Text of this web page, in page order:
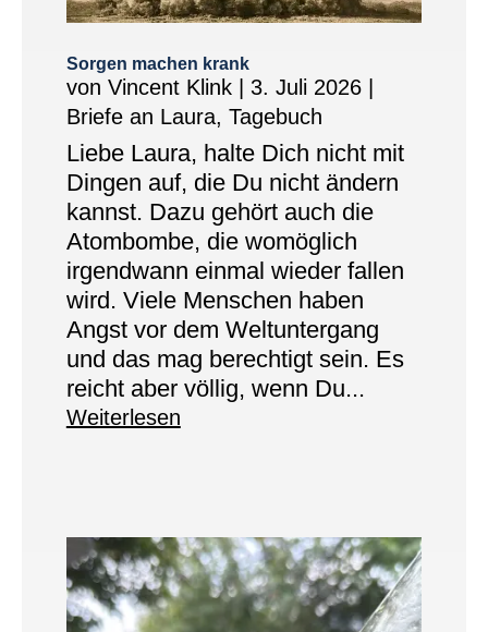
Sorgen machen krank
von Vincent Klink| 3. Juli 2026|
Briefe an Laura, Tagebuch
Liebe Laura, halte Dich nicht mit
Dingen auf, die Du nicht ändern
kannst. Dazu gehört auch die
Atombombe, die womöglich
irgendwann einmal wieder fallen
wird. Viele Menschen haben
Angst vor dem Weltuntergang
und das mag berechtigt sein. Es
reicht aber völlig, wenn Du...
Weiterlesen